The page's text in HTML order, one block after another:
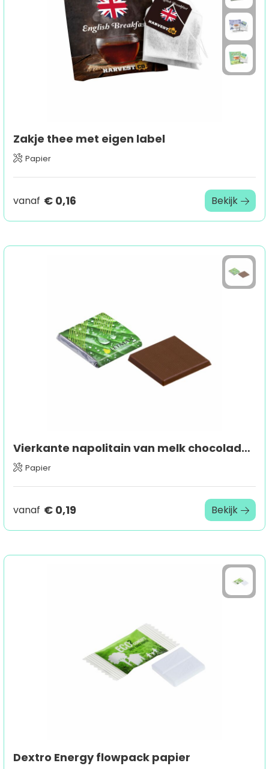
Zakje thee met eigen label
Papier
vanaf € 0,16 Bekijk
Vierkante napolitain van melk chocolade (vanaf 5.070 stuks)
Papier
vanaf € 0,19 Bekijk
Dextro Energy flowpack papier